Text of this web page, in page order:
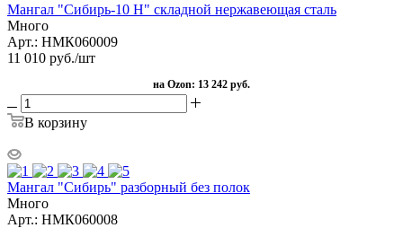
Мангал "Сибирь-10 Н" складной нержавеющая сталь
Много
Арт.: НМК060009
11 010 руб./шт
на Ozon: 13 242 руб.
В корзину
Мангал "Сибирь" разборный без полок
Много
Арт.: НМК060008